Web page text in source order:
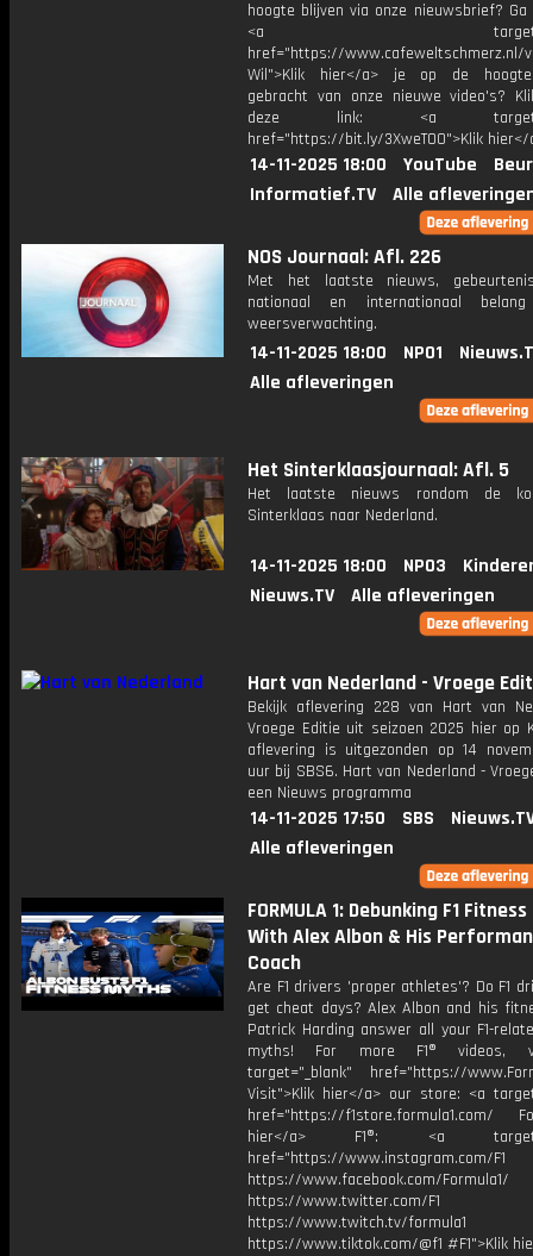
hoogte blijven via onze nieuwsbrief? Ga
<a
href="https://www.cafeweltschmerz.nl/
Wil">Klik hier</a> je op de
gebracht van onze nieuwe video's?
deze link: <a
href="https://bit.ly/3XweTO0">Klik hier</
14-11-2025 18:00 YouTube
Informatief.TV
Alle
NOS Journaal: Afl. 226
Met het laatste nieuws,
nationaal en internationaal
weersverwachting.
14-11-2025 18:00 NPO1
Alle afleveringen
Het Sinterklaasjournaal: Afl. 5
Het laatste nieuws rondom de
Sinterklaas naar Nederland.
14-11-2025 18:00 NPO3
Nieuws.TV
Alle afleveringen
Hart van Nederland - Vroege
Bekijk aflevering 228 van Hart van
Vroege Editie uit seizoen 2025 hier op
aflevering is uitgezonden op 14
uur bij SBS6. Hart van Nederland -
een Nieuws programma
14-11-2025 17:50 SBS
Alle afleveringen
FORMULA 1: Debunking F1
With Alex Albon & His
Coach
Are F1 drivers 'proper athletes'? Do F1
get cheat days? Alex Albon and his
Patrick Harding answer all your F1-
myths! For more F1® videos,
target="_blank" href="https://
Visit">Klik hier</a> our store: <a
href="https://f1store.formula1.com/
hier</a> F1®: <a
href="https://www.instagram.com/F1
https://www.facebook.com/Formula1/
https://www.twitter.com/F1
https://www.twitch.tv/formula1
https://www.tiktok.com/@f1 #F1">Klik